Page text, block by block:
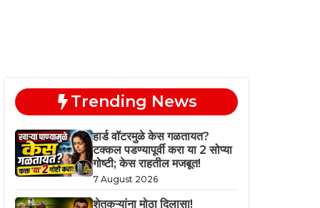
Trending News
हार्ड वॉटरमुळे केस गळतायत?
टक्कल पडण्यापूर्वी करा या 2 सोप्या
गोष्टी; केस राहतील मजबूत!
7 August 2026
शेतकऱ्यांना मोठा दिलासा!